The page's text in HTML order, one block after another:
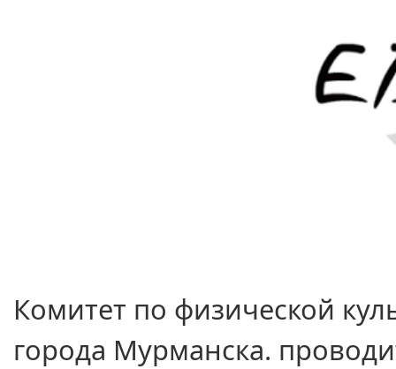
Комитет по физической
города Мурманска.